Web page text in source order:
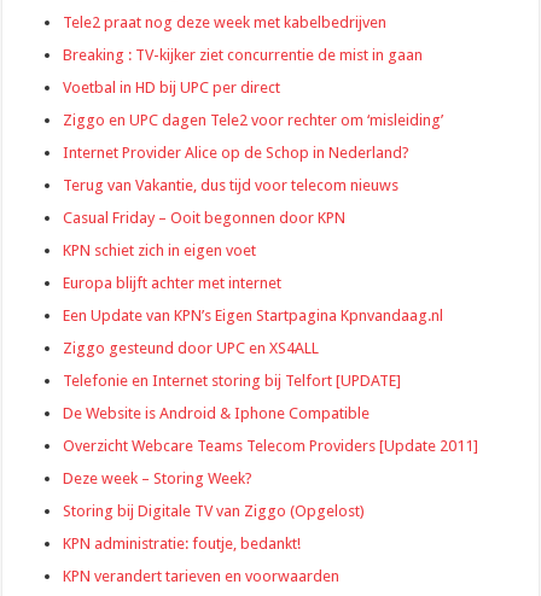
Tele2 praat nog deze week met kabelbedrijven
Breaking : TV-kijker ziet concurrentie de mist in gaan
Voetbal in HD bij UPC per direct
Ziggo en UPC dagen Tele2 voor rechter om ‘misleiding’
Internet Provider Alice op de Schop in Nederland?
Terug van Vakantie, dus tijd voor telecom nieuws
Casual Friday – Ooit begonnen door KPN
KPN schiet zich in eigen voet
Europa blijft achter met internet
Een Update van KPN’s Eigen Startpagina Kpnvandaag.nl
Ziggo gesteund door UPC en XS4ALL
Telefonie en Internet storing bij Telfort [UPDATE]
De Website is Android & Iphone Compatible
Overzicht Webcare Teams Telecom Providers [Update 2011]
Deze week – Storing Week?
Storing bij Digitale TV van Ziggo (Opgelost)
KPN administratie: foutje, bedankt!
KPN verandert tarieven en voorwaarden